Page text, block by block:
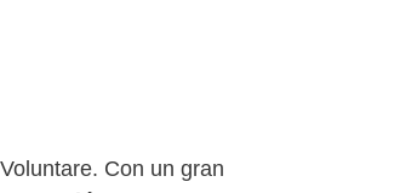
Con un gran